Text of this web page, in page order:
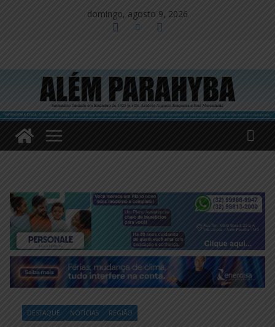
domingo, agosto 9, 2026
DESTAQUE NOTÍCIAS REGIÃO